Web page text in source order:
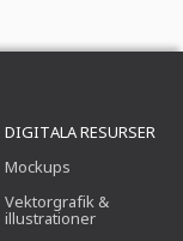
DIGITALA RESURSER
Mockups
Vektorgrafik &
illustrationer